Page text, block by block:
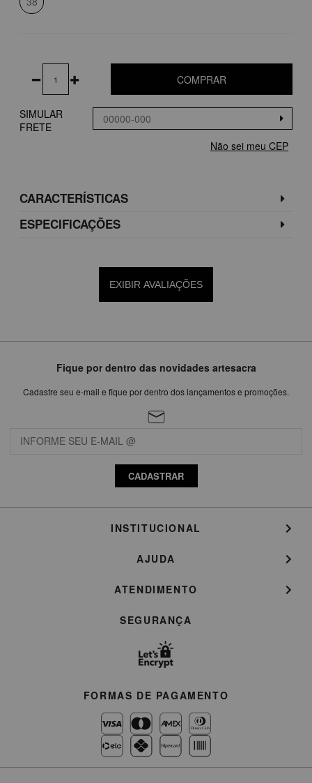
COMPRAR
SIMULAR
FRETE
Não sei meu CEP
CARACTERÍSTICAS
ESPECIFICAÇÕES
EXIBIR AVALIAÇÕES
Fique por dentro das novidades artesacra
Cadastre seu e-mail e fique por dentro dos lançamentos e promoções.
CADASTRAR
INSTITUCIONAL
AJUDA
ATENDIMENTO
SEGURANÇA
FORMAS DE PAGAMENTO